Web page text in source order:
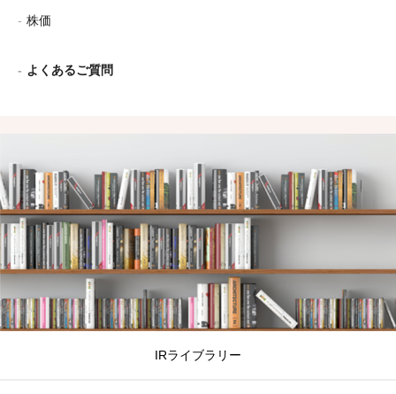
株価
よくあるご質問
IRライブラリー